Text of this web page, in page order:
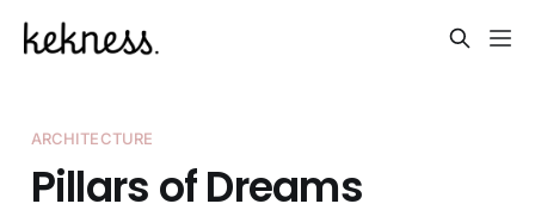
ARCHITECTURE
Pillars of Dreams